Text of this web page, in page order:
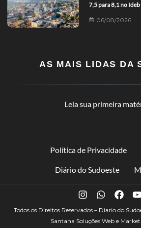
7,5 para 8,1 no Ideb
06/08/2026
AS MAIS LIDAS DA
Leia sua primeira
Política de Privacidade
Diário do Sudoeste
Todos os Direitos Reservados – Diario do
Santana Soluções Web e